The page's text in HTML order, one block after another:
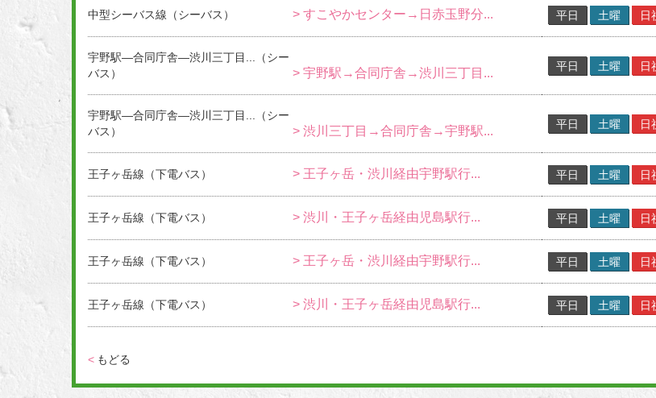
中型シーバス線（シーバス） > すこやかセンター→日赤玉野分... 平日 土曜 日
宇野駅―合同庁舎―渋川三丁目...（シー
バス）
> 宇野駅→合同庁舎→渋川三丁目... 平日 土曜 日
宇野駅―合同庁舎―渋川三丁目...（シー
バス）
> 渋川三丁目→合同庁舎→宇野駅... 平日 土曜 日
王子ヶ岳線（下電バス） > 王子ヶ岳・渋川経由宇野駅行... 平日 土曜 日
王子ヶ岳線（下電バス） > 渋川・王子ヶ岳経由児島駅行... 平日 土曜 日
王子ヶ岳線（下電バス） > 王子ヶ岳・渋川経由宇野駅行... 平日 土曜 日
王子ヶ岳線（下電バス） > 渋川・王子ヶ岳経由児島駅行... 平日 土曜 日
< もどる